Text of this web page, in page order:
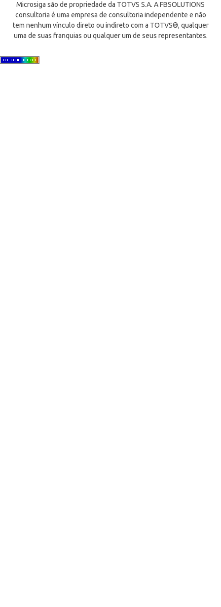
Microsiga são de propriedade da TOTVS S.A. A FBSOLUTIONS
consultoria é uma empresa de consultoria independente e não
tem nenhum vínculo direto ou indireto com a TOTVS®, qualquer
uma de suas franquias ou qualquer um de seus representantes.